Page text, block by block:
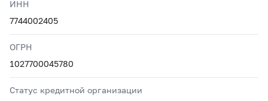
ИНН
7744002405
ОГРН
1027700045780
Статус кредитной организации